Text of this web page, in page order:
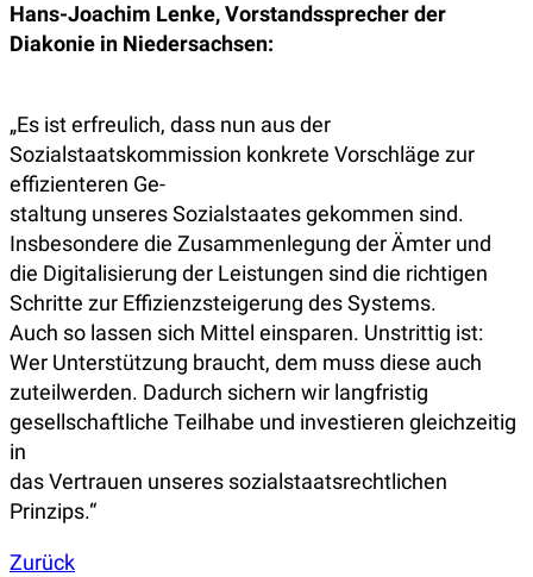
Hans-Joachim Lenke, Vorstandssprecher der
Diakonie in Niedersachsen:
„Es ist erfreulich, dass nun aus der
Sozialstaatskommission konkrete Vorschläge zur
effizienteren Ge-
staltung unseres Sozialstaates gekommen sind.
Insbesondere die Zusammenlegung der Ämter und
die Digitalisierung der Leistungen sind die richtigen
Schritte zur Effizienzsteigerung des Systems.
Auch so lassen sich Mittel einsparen. Unstrittig ist:
Wer Unterstützung braucht, dem muss diese auch
zuteilwerden. Dadurch sichern wir langfristig
gesellschaftliche Teilhabe und investieren gleichzeitig
in
das Vertrauen unseres sozialstaatsrechtlichen
Prinzips.“
Zurück